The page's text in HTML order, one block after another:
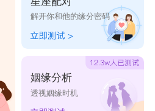
解开你和他的缘分密码
姻缘分析
透视姻缘时机